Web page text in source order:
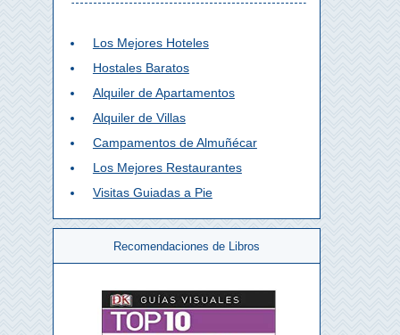
Los Mejores Hoteles
Hostales Baratos
Alquiler de Apartamentos
Alquiler de Villas
Campamentos de Almuñécar
Los Mejores Restaurantes
Visitas Guiadas a Pie
Recomendaciones de Libros